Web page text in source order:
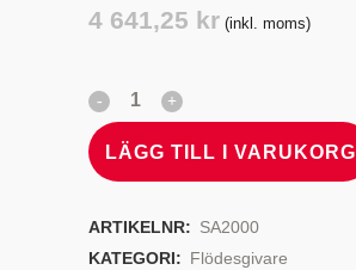
4 641,25 kr (inkl. moms)
LÄGG TILL I VARUKORG
ARTIKELNR: SA2000
KATEGORI: Flödesgivare